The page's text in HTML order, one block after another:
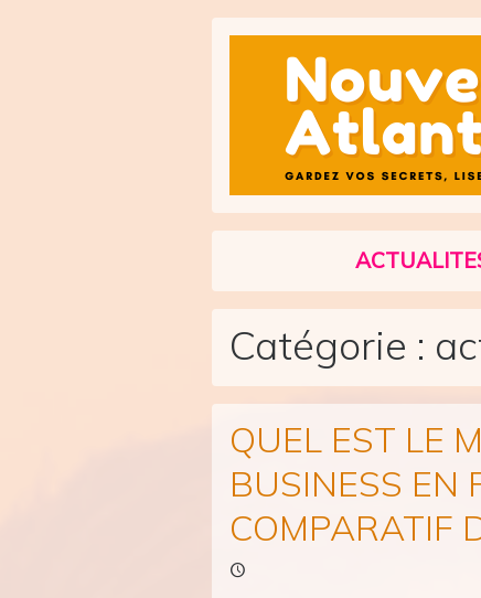
Skip to content
Main
Catégorie :
QUEL EST LE
BUSINESS EN
COMPARATIF